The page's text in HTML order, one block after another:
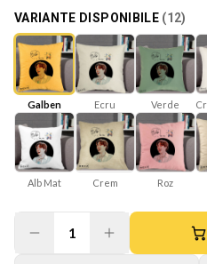
VARIANTE DISPONIBILE (12)
Galben Ecru Verde
Alb Mat Crem Roz
1